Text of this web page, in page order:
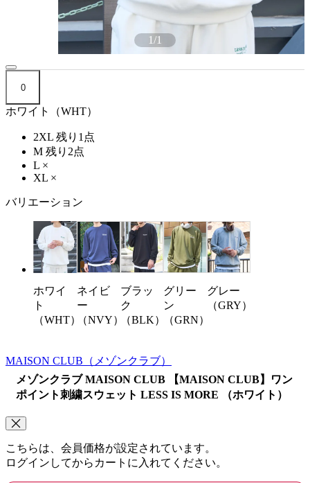
1/1
0
ホワイト（WHT）
2XL 残り1点
M 残り2点
L ×
XL ×
バリエーション
ホワイ
ト
（WHT）
ネイビ
ー
（NVY）
ブラッ
ク
（BLK）
グリー
ン
（GRN）
グレー
（GRY）
MAISON CLUB （メゾンクラブ）
メゾンクラブ MAISON CLUB 【MAISON CLUB】ワン
ポイント刺繍スウェット LESS IS MORE （ホワイト）
こちらは、会員価格が設定されています。
ログインしてからカートに入れてください。